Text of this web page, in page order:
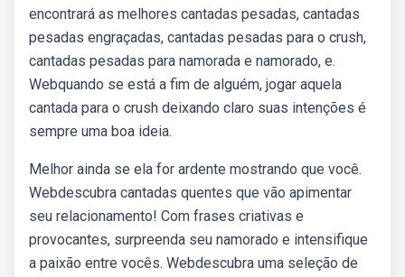
encontrará as melhores cantadas pesadas, cantadas
pesadas engraçadas, cantadas pesadas para o crush,
cantadas pesadas para namorada e namorado, e.
Webquando se está a fim de alguém, jogar aquela
cantada para o crush deixando claro suas intenções é
sempre uma boa ideia.
Melhor ainda se ela for ardente mostrando que você.
Webdescubra cantadas quentes que vão apimentar
seu relacionamento! Com frases criativas e
provocantes, surpreenda seu namorado e intensifique
a paixão entre vocês. Webdescubra uma seleção de